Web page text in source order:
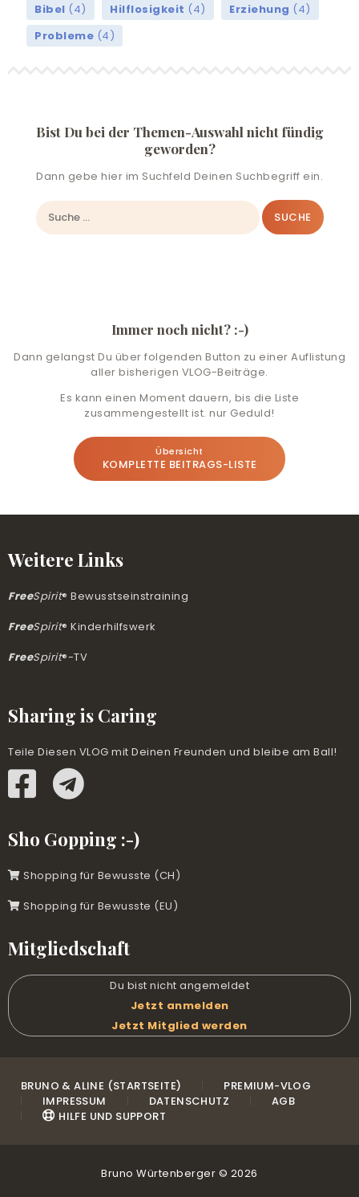
Bibel (4) Hilflosigkeit (4) Erziehung (4)
Probleme (4)
Bist Du bei der Themen-Auswahl nicht fündig
geworden?
Dann gebe hier im Suchfeld Deinen Suchbegriff ein.
Suche
nach:
Immer noch nicht? :-)
Dann gelangst Du über folgenden Button zu einer Auflistung
aller bisherigen VLOG-Beiträge.
Es kann einen Moment dauern, bis die Liste
zusammengestellt ist. nur Geduld!
Übersicht
KOMPLETTE BEITRAGS-LISTE
Weitere Links
FreeSpirit® Bewusstseinstraining
FreeSpirit® Kinderhilfswerk
FreeSpirit®-TV
Sharing is Caring
Teile Diesen VLOG mit Deinen Freunden und bleibe am Ball!
Sho Gopping :-)
Shopping für Bewusste (CH)
Shopping für Bewusste (EU)
Mitgliedschaft
Du bist nicht angemeldet
Jetzt anmelden
Jetzt Mitglied werden
BRUNO & ALINE (STARTSEITE)
PREMIUM-VLOG
IMPRESSUM
DATENSCHUTZ
AGB
HILFE UND SUPPORT
Bruno Würtenberger © 2026